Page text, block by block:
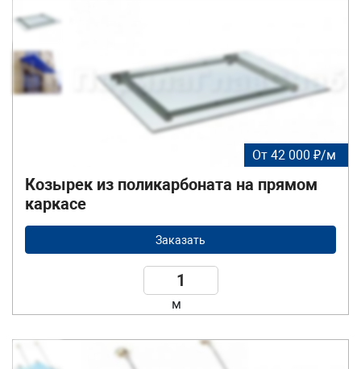
выполнения заказа является проектирование
большой ассортимент материалов для
изготовления каркасов и полотна. Поэтому вы
можете заказать любой стеклянный козырек на
металлокаркасе.
От 42 000 ₽/м
Козырек из поликарбоната на прямом
каркасе
Заказать
м